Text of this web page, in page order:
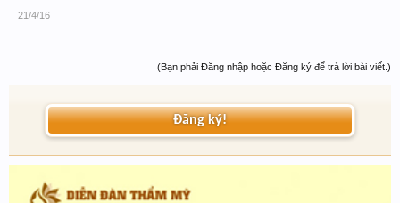
21/4/16
(Bạn phải Đăng nhập hoặc Đăng ký để trả lời bài viết.)
Đăng ký!